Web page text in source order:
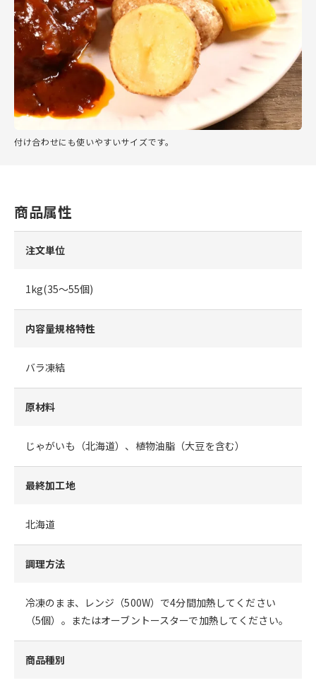
付け合わせにも使いやすいサイズです。
商品属性
注文単位
1kg(35～55個)
内容量規格特性
バラ凍結
原材料
じゃがいも（北海道）、植物油脂（大豆を含む）
最終加工地
北海道
調理方法
冷凍のまま、レンジ（500W）で4分間加熱してください
（5個）。またはオーブントースターで加熱してください。
商品種別